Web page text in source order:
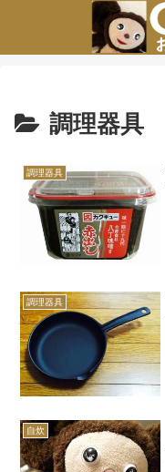
調理器具
調理器具
調理器具
自炊